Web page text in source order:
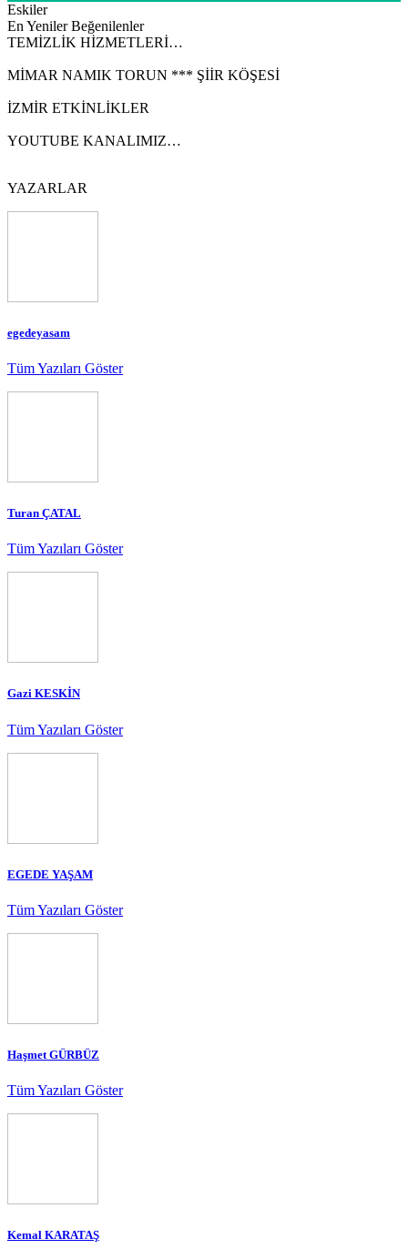
Eskiler
En Yeniler Beğenilenler
TEMİZLİK HİZMETLERİ…
MİMAR NAMIK TORUN *** ŞİİR KÖŞESİ
İZMİR ETKİNLİKLER
YOUTUBE KANALIMIZ…
YAZARLAR
egedeyasam
Tüm Yazıları Göster
Turan ÇATAL
Tüm Yazıları Göster
Gazi KESKİN
Tüm Yazıları Göster
EGEDE YAŞAM
Tüm Yazıları Göster
Haşmet GÜRBÜZ
Tüm Yazıları Göster
Kemal KARATAŞ